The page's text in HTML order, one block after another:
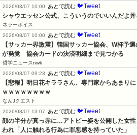
2026/08/07 10:00
あとで読む 🐦Tweet
シャウエッセン公式、こういうのでいいんだよ丼
ネラーボイス
2026/08/07 10:00
あとで読む 🐦Tweet
【サッカー界激震】韓国サッカー協会、W杯予
が発覚　協会カードの決済明細まで見つかる
哲学ニュースnwk
2026/08/07 09:23
あとで読む 🐦Tweet
【悲報】明日花キララさん、専門家からあまり
ｗｗｗｗｗｗｗｗ
なんJクエスト
2026/08/07 13:07
あとで読む 🐦Tweet
顔の半分が真っ赤に…アトピー姿を公開した女
われ「人に触れる行為に罪悪感を持っていた」